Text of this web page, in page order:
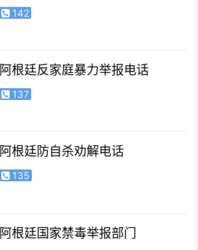
142
阿根廷反家庭暴力举报电话
137
阿根廷防自杀劝解电话
135
阿根廷国家禁毒举报部门